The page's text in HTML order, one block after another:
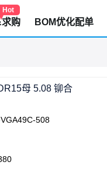
Hot
购 BOM优化配单
母 5.08 铆合
508